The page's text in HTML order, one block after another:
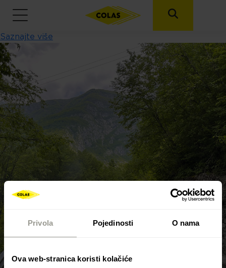
Privola Pojedinosti O nama
Ova web-stranica koristi kolačiće
Skoči na glavni sadržaj
Saznajte više